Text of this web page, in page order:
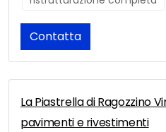
Contatta
La Piastrella di Ragozzino
pavimenti e rivestimenti